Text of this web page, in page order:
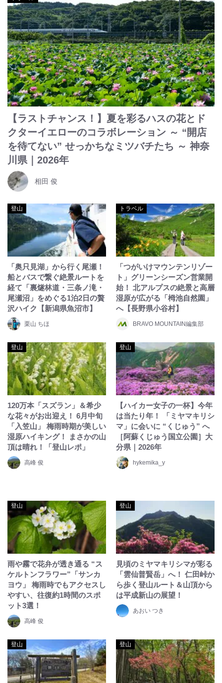
【ラストチャンス！】夏を彩るハスの花とド
クターイエローのコラボレーション ～ “開店
を待てない” せっかちなミツバチたち ～ 神奈
川県｜2026年
相田 俊
登山
「奥只見湖」から行く尾瀬！
船とバスで繋ぐ絶景ルートを
経て「裏燧林道・三条ノ滝・
尾瀬沼」をめぐる1泊2日の贅
沢ハイク【新潟県魚沼市】
栗山 ちほ
トラベル
「つがいけマウンテンリゾー
ト」グリーンシーズン営業開
始！ 北アルプスの絶景と高層
湿原が広がる「栂池自然園」
へ【長野県小谷村】
BRAVO MOUNTAIN編集部
登山
120万本「スズラン」＆希少
な花々がお出迎え！ 6月中旬
「入笠山」 梅雨時期が美しい
湿原ハイキング！ まさかの山
頂は晴れ！「登山レポ」
高峰 俊
登山
【ハイカー女子の一杯】今年
は当たり年！ 「ミヤマキリシ
マ」に会いに “くじゅう” へ
［阿蘇くじゅう国立公園］大
分県｜2026年
hykemika_y
登山
雨や霧で花弁が透き通る “ス
ケルトンフラワー”「サンカ
ヨウ」 梅雨時でもアクセスし
やすい、往復約1時間のスポ
ット3選！
高峰 俊
登山
見頃のミヤマキリシマが彩る
「雲仙普賢岳」へ！ 仁田峠か
ら歩く登山ルート＆山頂から
は平成新山の展望！
あおい つき
登山 登山